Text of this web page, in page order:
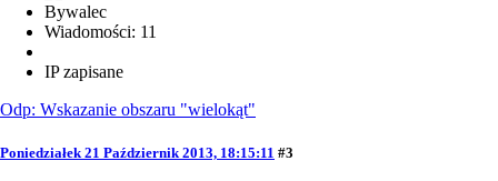
Bywalec
Wiadomości: 11
IP zapisane
Odp: Wskazanie obszaru "wielokąt"
Poniedziałek 21 Październik 2013, 18:15:11 #3